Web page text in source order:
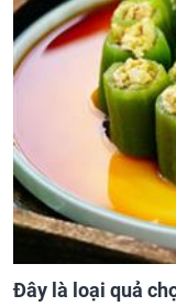
Đây là loại quả